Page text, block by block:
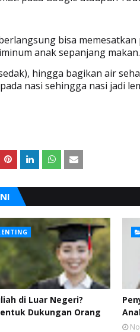
bisa memesatkan
anak sepanjang makan.
hingga bagikan air
nasi sehingga nasi jadi
di Luar Negeri?
Dukungan Orang